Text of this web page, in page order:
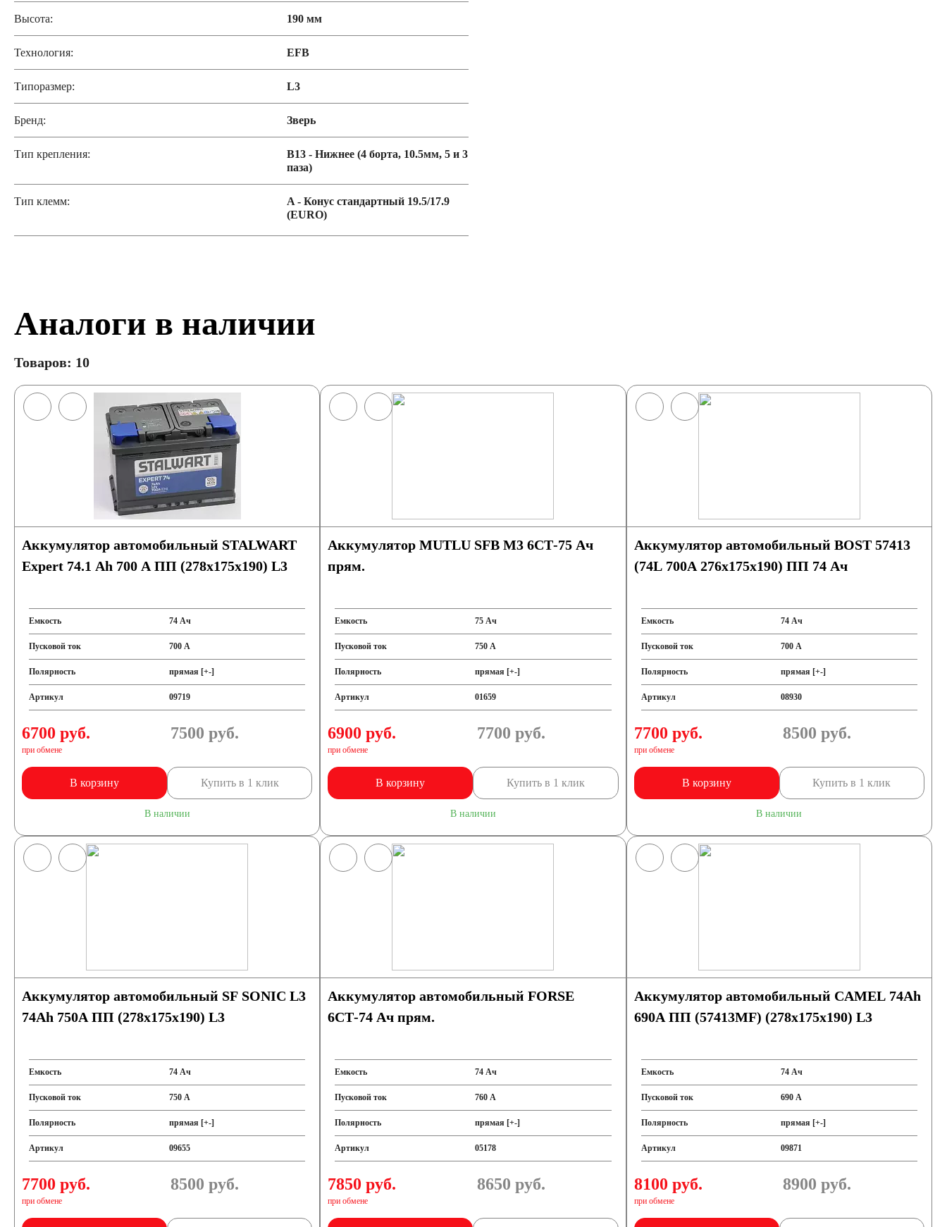
Высота: 190 мм
Технология: EFB
Типоразмер: L3
Бренд: Зверь
Тип крепления:
B13 - Нижнее (4 борта, 10.5мм, 5 и 3
паза)
Тип клемм:
A - Конус стандартный 19.5/17.9
(EURO)
Аналоги в наличии
Товаров: 10
Аккумулятор автомобильный STALWART
Expert 74.1 Ah 700 A ПП (278x175x190) L3
Емкость 74 Ач
Пусковой ток 700 А
Полярность прямая [+-]
Артикул 09719
6700 руб.
при обмене
7500 руб.
В корзину Купить в 1 клик
В наличии
Аккумулятор MUTLU SFB M3 6СТ-75 Ач
прям.
Емкость 75 Ач
Пусковой ток 750 А
Полярность прямая [+-]
Артикул 01659
6900 руб.
при обмене
7700 руб.
В корзину Купить в 1 клик
В наличии
Аккумулятор автомобильный BOST 57413
(74L 700A 276x175x190) ПП 74 Ач
Емкость 74 Ач
Пусковой ток 700 А
Полярность прямая [+-]
Артикул 08930
7700 руб.
при обмене
8500 руб.
В корзину Купить в 1 клик
В наличии
Аккумулятор автомобильный SF SONIC L3
74Ah 750A ПП (278х175х190) L3
Емкость 74 Ач
Пусковой ток 750 А
Полярность прямая [+-]
Артикул 09655
7700 руб.
при обмене
8500 руб.
Аккумулятор автомобильный FORSE
6СТ-74 Ач прям.
Емкость 74 Ач
Пусковой ток 760 А
Полярность прямая [+-]
Артикул 05178
7850 руб.
при обмене
8650 руб.
Аккумулятор автомобильный CAMEL 74Ah
690A ПП (57413MF) (278x175x190) L3
Емкость 74 Ач
Пусковой ток 690 А
Полярность прямая [+-]
Артикул 09871
8100 руб.
при обмене
8900 руб.